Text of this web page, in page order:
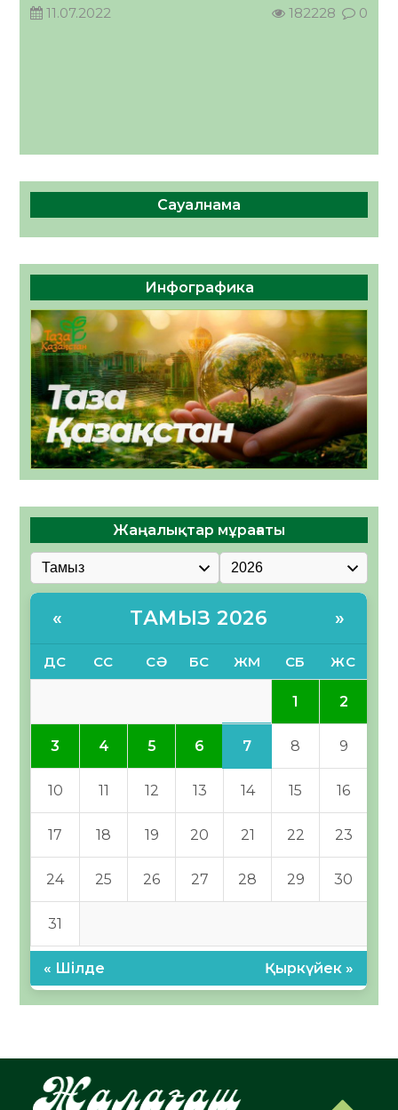
11.07.2022
182228 0
Сауалнама
Инфографика
Жаңалықтар мұрағаты
« ТАМЫЗ 2026 »
ДС СС СӘ БС ЖМ СБ ЖС
1 2
3 4 5 6 7 8 9
10 11 12 13 14 15 16
17 18 19 20 21 22 23
24 25 26 27 28 29 30
31
« Шілде Қыркүйек »